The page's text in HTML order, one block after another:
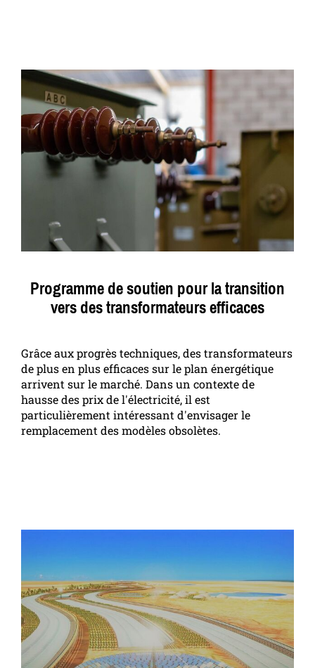
Programme de soutien pour la transition
vers des transformateurs efficaces
Grâce aux progrès techniques, des transformateurs
de plus en plus efficaces sur le plan énergétique
arrivent sur le marché. Dans un contexte de
hausse des prix de l'électricité, il est
particulièrement intéressant d'envisager le
remplacement des modèles obsolètes.